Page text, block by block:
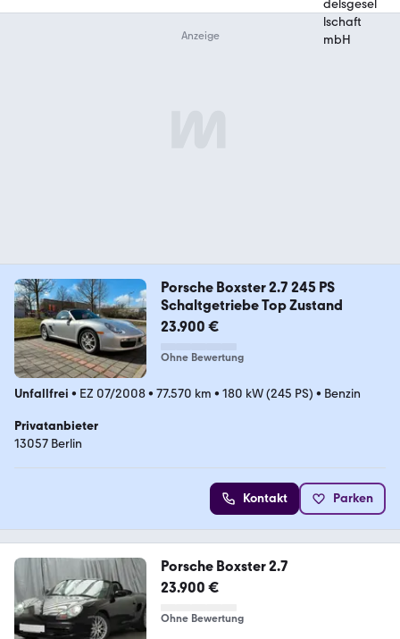
Porsche Boxster 2.7 245 PS
Schaltgetriebe Top Zustand
23.900 €
Ohne Bewertung
Unfallfrei • EZ 07/2008• 77.570 km • 180 kW (245 PS) • Benzin
Privatanbieter
13057 Berlin
Kontakt Parken
Porsche Boxster 2.7
23.900 €
Ohne Bewertung